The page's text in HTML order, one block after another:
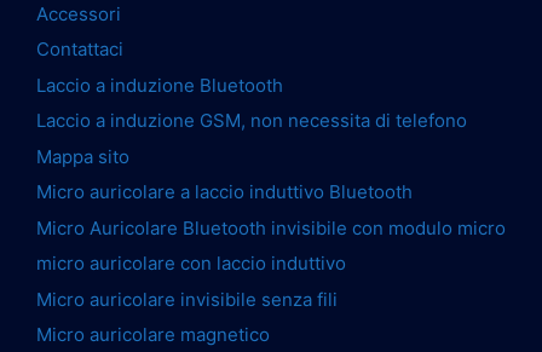
Accessori
Contattaci
Laccio a induzione Bluetooth
Laccio a induzione GSM, non necessita di telefono
Mappa sito
Micro auricolare a laccio induttivo Bluetooth
Micro Auricolare Bluetooth invisibile con modulo micro
micro auricolare con laccio induttivo
Micro auricolare invisibile senza fili
Micro auricolare magnetico